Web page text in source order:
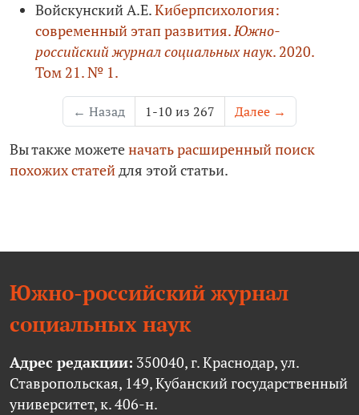
Вой­скунский А.Е.Киберпсихология:
современный этап развития.Южно-
российский журнал социальных наук. 2020.
Том 21. № 1.
← Назад 1-10 из 267 Далее →
Вы также можетеначать расширенный поиск
похожих статейдля этой статьи.
Южно-российский журнал
социальных наук
Адрес редакции: 350040, г. Краснодар, ул.
Ставропольская, 149, Кубанский государственный
университет, к. 406-н.